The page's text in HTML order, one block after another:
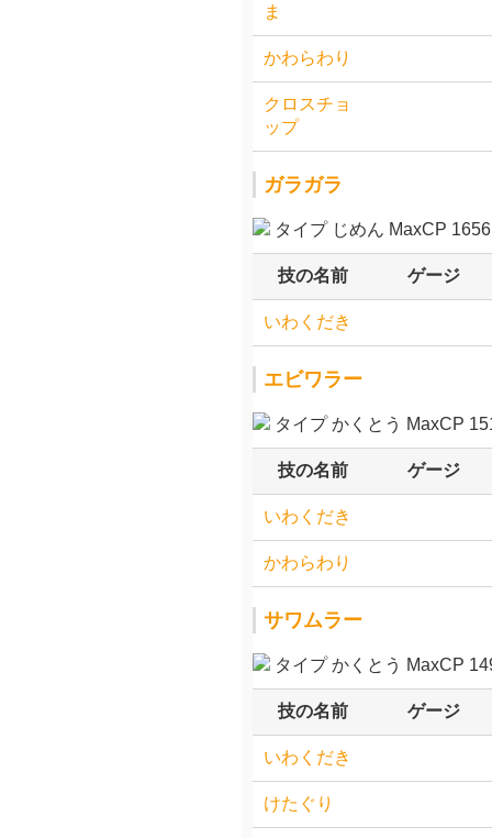
ま
かわらわり
クロスチョ
ップ
ガラガラ
タイプ じめん MaxCP
技の名前 ゲージ
いわくだき
エビワラー
タイプ かくとう MaxCP
技の名前 ゲージ
いわくだき
かわらわり
サワムラー
タイプ かくとう MaxCP
技の名前 ゲージ
いわくだき
けたぐり